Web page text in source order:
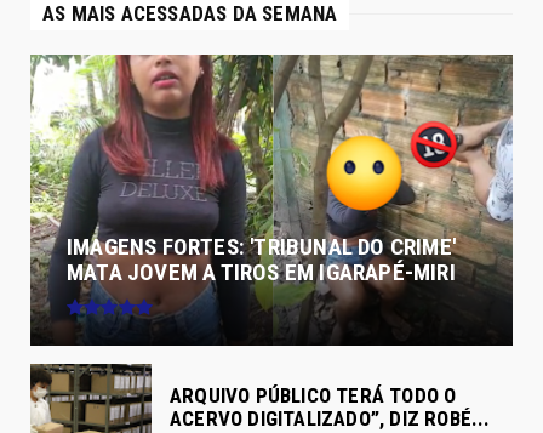
AS MAIS ACESSADAS DA SEMANA
IMAGENS FORTES: 'TRIBUNAL DO CRIME'
MATA JOVEM A TIROS EM IGARAPÉ-MIRI
ARQUIVO PÚBLICO TERÁ TODO O
ACERVO DIGITALIZADO”, DIZ ROBÉ...